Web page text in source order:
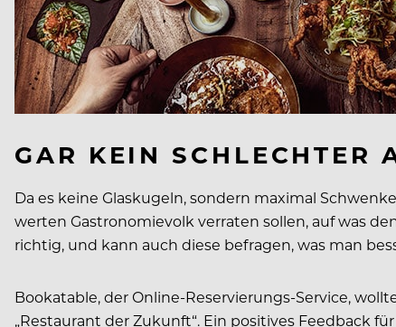
GAR KEIN SCHLECHTER
Da es keine Glaskugeln, sondern maximal
werten Gastronomievolk verraten sollen, auf was
richtig, und kann auch diese befragen, was man
Bookatable, der Online-Reservierungs-Service,
„Restaurant der Zukunft“. Ein positives Feedback